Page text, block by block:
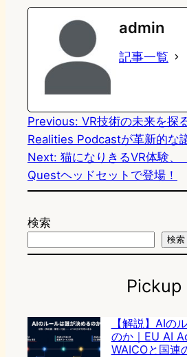
e
t
o
d
n
e
s
k
admin
記事一覧
Previous: VR技術の未来を探
Realities Podcastが革新的な
Next: 猫になりきるVR体験、
Questヘッドセットで登場！
検索
検索
Pickup
【解説】AIの
のか｜EU AI
WAICOと国連